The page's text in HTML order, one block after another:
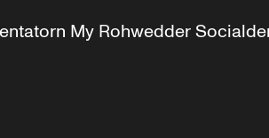
My Rohwedder